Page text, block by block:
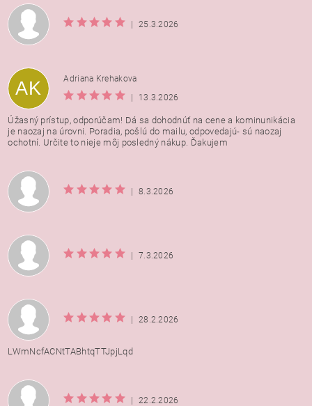
| 25.3.2026
AK
Adriana Krehakova
|
13.3.2026
Úžasný prístup, odporúčam! Dá sa dohodnúť na cene a kominunikácia
je naozaj na úrovni. Poradia, pošlú do mailu, odpovedajú- sú naozaj
ochotní. Určite to nieje môj posledný nákup. Ďakujem
| 8.3.2026
| 7.3.2026
| 28.2.2026
LWmNcfACNtTABhtqTTJpjLqd
| 22.2.2026